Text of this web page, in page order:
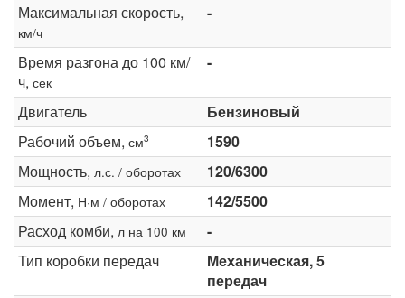
Максимальная скорость,
км/ч
-
Время разгона до 100 км/
ч, сек
-
Двигатель
Бензиновый
Рабочий объем, см3
1590
Мощность, л.с. / оборотах
120/6300
Момент, Н·м / оборотах
142/5500
Расход комби, л на 100 км
-
Тип коробки передач
Механическая, 5
передач